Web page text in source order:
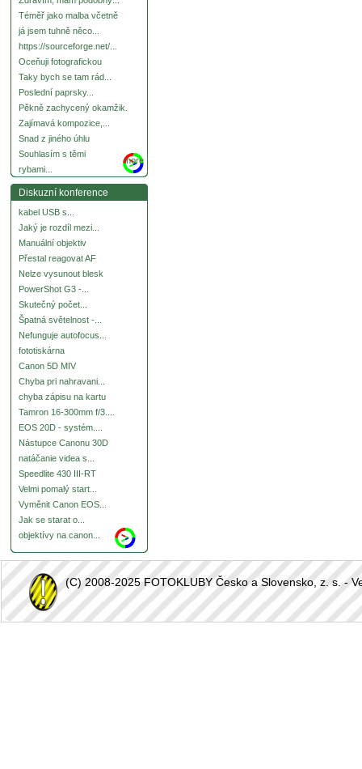
Téměř jako malba včetně
já jsem tuhně něco...
https://sourceforge.net/...
Oceňuji fotografickou
Taky bych se tam rád...
Poslední paprsky...
Pěkně zachycený okamžik.
Zajímavá kompozice,...
Snad z jiného úhlu
Souhlasím s těmi
rybami...
more
Diskuzní konference
kabel USB s...
Jaký je rozdíl mezi...
Manuální objektiv
Přestal reagovat AF
Nelze vysunout blesk
PowerShot G3 -...
Skutečný počet...
Špatná světelnost -...
Nefunguje autofocus...
fototiskárna
Canon 5D MIV
Chyba pri nahravani...
chyba zápisu na kartu
Tamron 16-300mm f/3....
EOS 20D - systém....
Nástupce Canonu 30D
natáčanie videa s...
Speedlite 430 III-RT
Velmi pomalý start...
Vyměnit Canon EOS...
Jak se starat o...
objektívy na canon...
(C) 2008-2025 FOTOKLUBY Česko a Slovensko, z. s. -